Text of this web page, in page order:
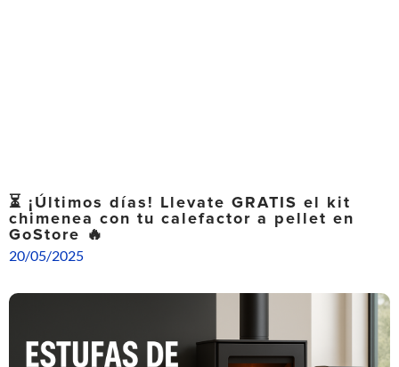
⏳ ¡Últimos días! Llevate GRATIS el kit
chimenea con tu calefactor a pellet en
GoStore 🔥
20/05/2025